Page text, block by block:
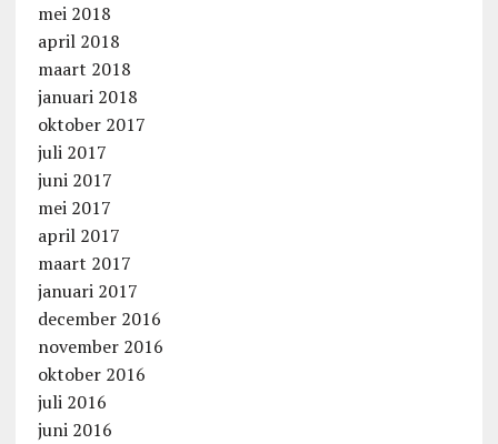
mei 2018
april 2018
maart 2018
januari 2018
oktober 2017
juli 2017
juni 2017
mei 2017
april 2017
maart 2017
januari 2017
december 2016
november 2016
oktober 2016
juli 2016
juni 2016